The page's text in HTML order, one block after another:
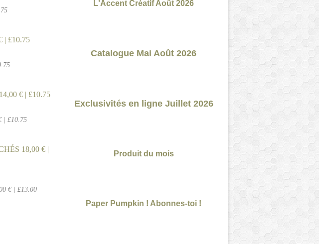
| £10.75
€ | £13.00
L'Accent Créatif Août 2026
Catalogue Mai Août 2026
Exclusivités en ligne Juillet 2026
Produit du mois
Paper Pumpkin ! Abonnes-toi !